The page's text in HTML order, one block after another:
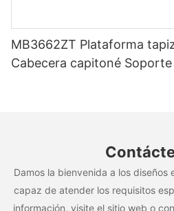
MB3662ZT Plataforma
Cabecera capitoné
Damos la bienvenida a los diseños
capaz de atender los requisitos
información, visite el sitio web o